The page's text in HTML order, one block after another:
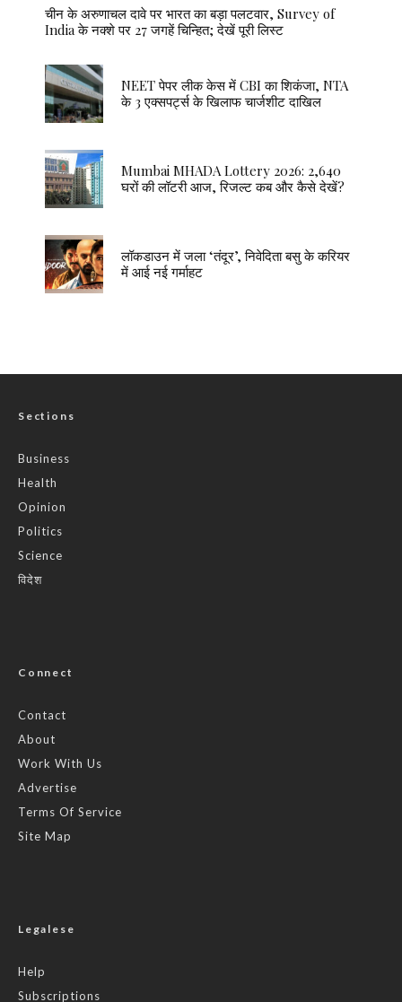
चीन के अरुणाचल दावे पर भारत का बड़ा पलटवार, Survey of
India के नक्शे पर 27 जगहें चिन्हित; देखें पूरी लिस्ट
NEET पेपर लीक केस में CBI का शिकंजा, NTA
के 3 एक्सपर्ट्स के खिलाफ चार्जशीट दाखिल
Mumbai MHADA Lottery 2026: 2,640
घरों की लॉटरी आज, रिजल्ट कब और कैसे देखें?
लॉकडाउन में जला ‘तंदूर’, निवेदिता बसु के करियर
में आई नई गर्माहट
Sections
Business
Health
Opinion
Politics
Science
विदेश
Connect
Contact
About
Work With Us
Advertise
Terms Of Service
Site Map
Legalese
Help
Subscriptions